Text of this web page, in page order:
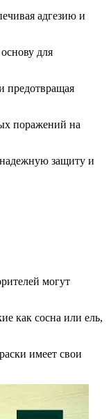
адгезию и
для
предотвращая
поражений на
надежную защиту и
могут
как сосна или ель,
имеет свои